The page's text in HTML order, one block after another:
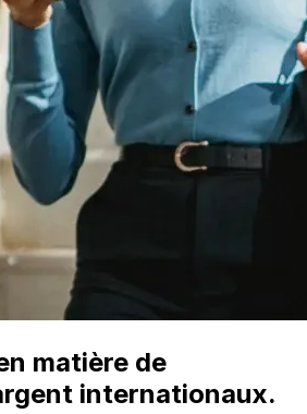
matière de
internationaux.